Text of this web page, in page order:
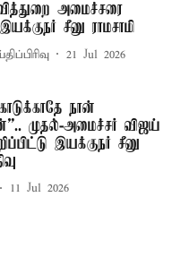
அமைச்சரை
சீனு ராமசாமி
21 Jul 2026
நான்
முதல்-அமைச்சர் விஜய்
இயக்குநர் சீனு
11 Jul 2026